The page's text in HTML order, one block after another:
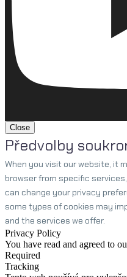
Close
Předvolby
When you visit our website, it
browser from specific
can change your privacy
some types of cookies may
and the services we offer.
Privacy Policy
You have read and agreed to
Required
Tracking